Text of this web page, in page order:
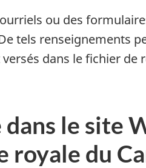
ou des
tels renseignements
dans le fichier de
le site
royale du